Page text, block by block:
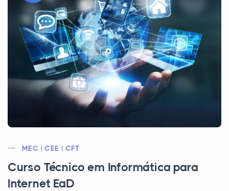
MEC | CEE | CFT
Curso Técnico em Informática para
Internet EaD